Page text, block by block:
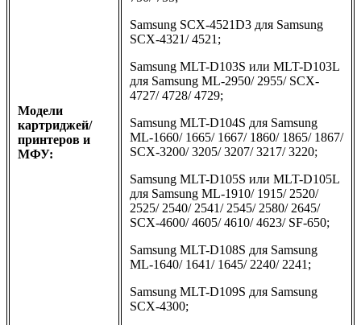
Модели
картриджей/
принтеров и
МФУ:
Samsung SCX-4521D3 для Samsung
SCX-4321/ 4521;
Samsung MLT-D103S или MLT-D103L
для Samsung ML-2950/ 2955/ SCX-
4727/ 4728/ 4729;
Samsung MLT-D104S для Samsung
ML-1660/ 1665/ 1667/ 1860/ 1865/ 1867/
SCX-3200/ 3205/ 3207/ 3217/ 3220;
Samsung MLT-D105S или MLT-D105L
для Samsung ML-1910/ 1915/ 2520/
2525/ 2540/ 2541/ 2545/ 2580/ 2645/
SCX-4600/ 4605/ 4610/ 4623/ SF-650;
Samsung MLT-D108S для Samsung
ML-1640/ 1641/ 1645/ 2240/ 2241;
Samsung MLT-D109S для Samsung
SCX-4300;